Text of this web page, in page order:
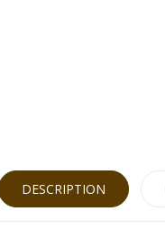
DESCRIPTION